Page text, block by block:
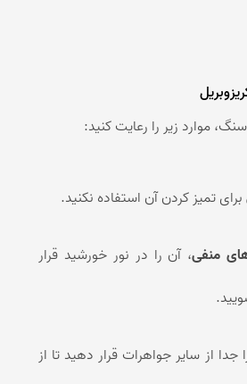
موارد زیر را رعایت کنید:
برای تمیز کردن آن استفاده نکنید.
منفی، آن را در نور خورشید قرار
جدا از سایر جواهرات قرار دهید تا از